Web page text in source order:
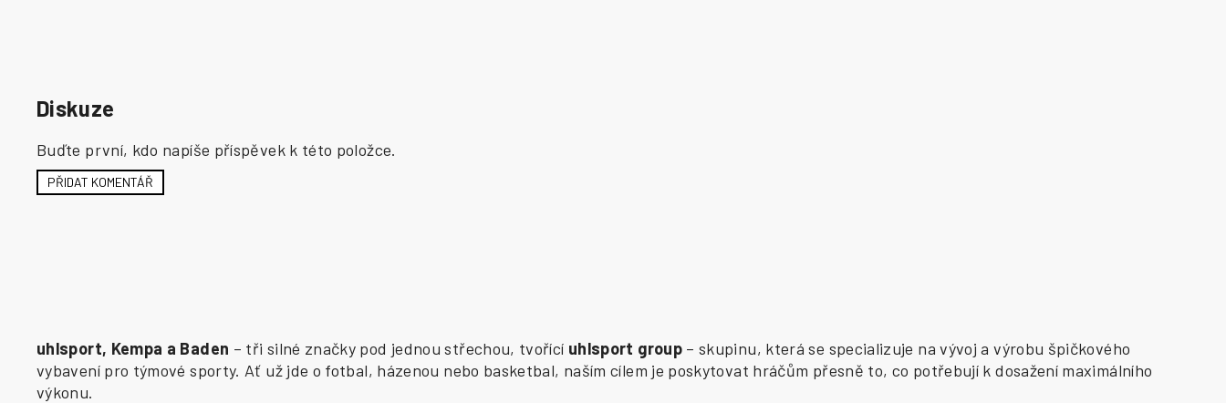
Diskuze
Buďte první, kdo napíše příspěvek k této položce.
PŘIDAT KOMENTÁŘ
uhlsport, Kempa a Baden – tři silné značky pod jednou střechou, tvořící uhlsport group– skupinu, která se specializuje na vývoj a výrobu špičkového
vybavení pro týmové sporty. Ať už jde o fotbal, házenou nebo basketbal, naším cílem je poskytovat hráčům přesně to, co potřebují k dosažení maximálního
výkonu.